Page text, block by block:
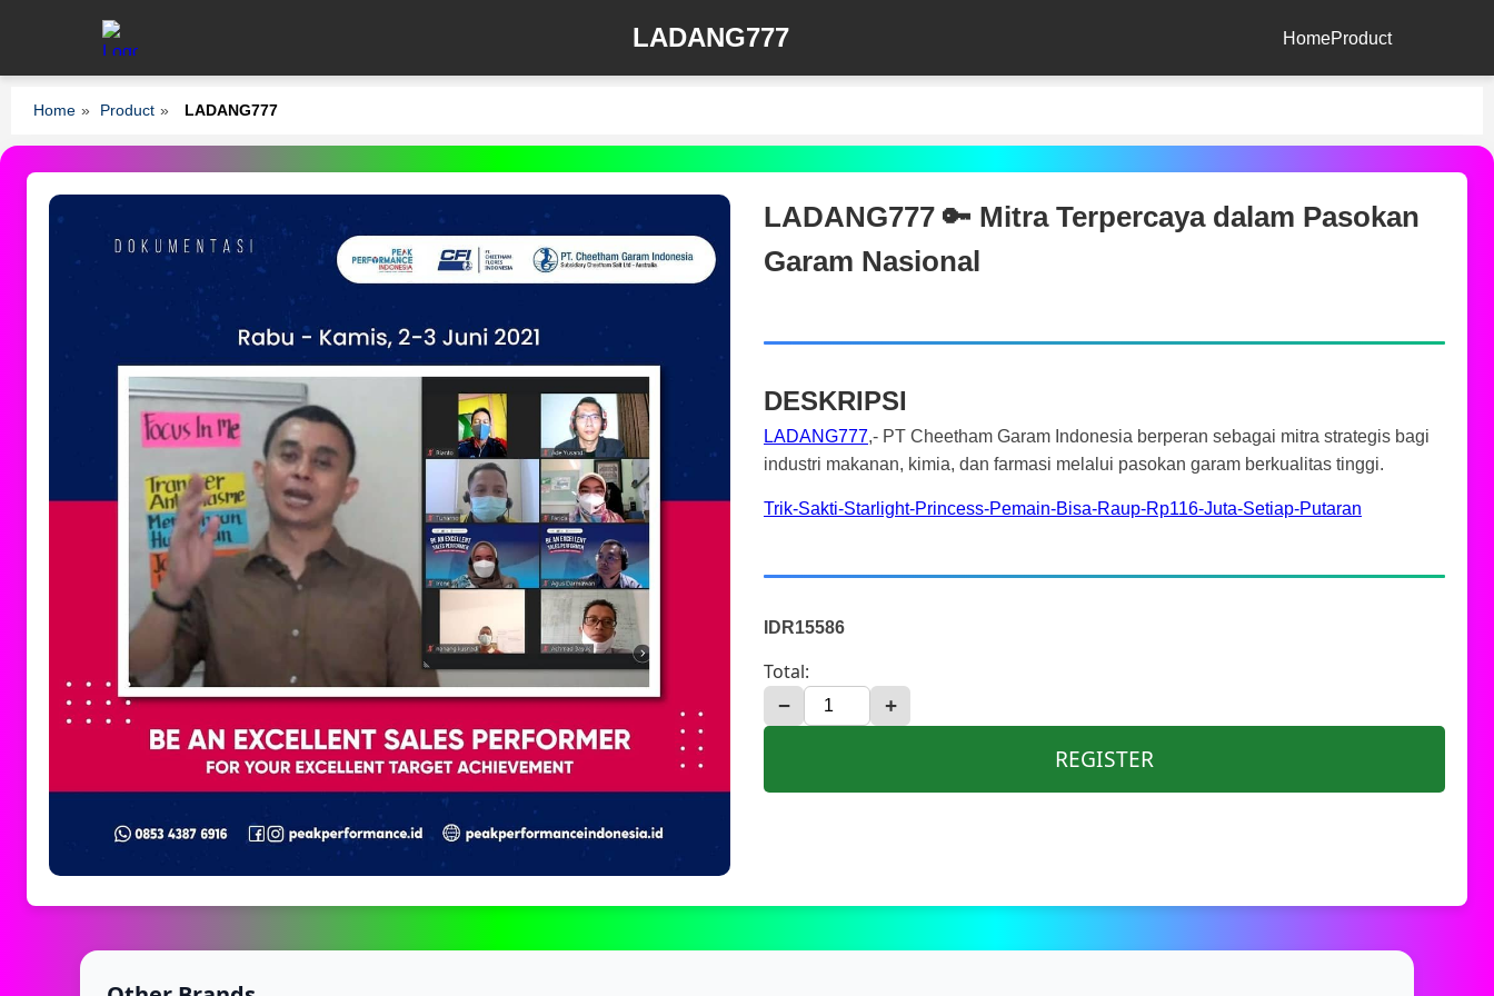
LADANG777 HomeProduct
Home » Product » LADANG777
LADANG777 🔑 Mitra Terpercaya dalam Pasokan
Garam Nasional
DESKRIPSI
LADANG777,- PT Cheetham Garam Indonesia berperan sebagai mitra strategis bagi
industri makanan, kimia, dan farmasi melalui pasokan garam berkualitas tinggi.
Trik-Sakti-Starlight-Princess-Pemain-Bisa-Raup-Rp116-Juta-Setiap-Putaran
IDR15586
Total:
− +
REGISTER